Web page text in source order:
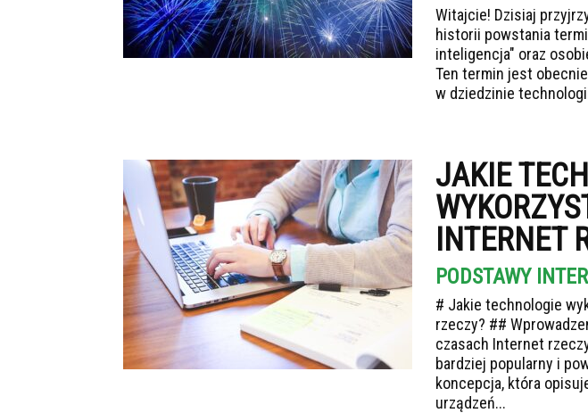
Witajcie! Dzisiaj
historii powstania
inteligencja" oraz
Ten termin jest
w dziedzinie
JAKIE
INTERNET
PODSTAWY
# Jakie technologie
rzeczy? ##
czasach Internet
bardziej popularny i
koncepcja, która
urządzeń...